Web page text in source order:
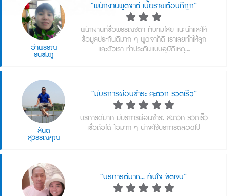
อำพรรณ
รินชมภู
“พนักงานพูดจาดี เบี้ยรายเดือนก็ถูก”
พนักงานที่ชื่อพรรณชิตา ทับทิมไสย แนะนำและให้
ข้อมูลประกันดีมาก ๆ พูดจาก็ดี เราเลยทำให้ลูก
และตัวเรา ทำประกันแบบอุบัติเหตุ…
สันติ
สุวรรณคุณ
“มีบริการผ่อนชำระ สะดวก รวดเร็ว”
บริการดีมาก มีบริการผ่อนชำระ สะดวก รวดเร็ว
เชื่อถือได้ โอมาก ๆ น่าจะใช้บริการตลอดไป
“บริการดีมาก... ทันใจ ชัดเจน”